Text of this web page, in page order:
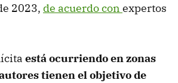
2023, de acuerdo con expertos
está ocurriendo en zonas
tienen el objetivo de